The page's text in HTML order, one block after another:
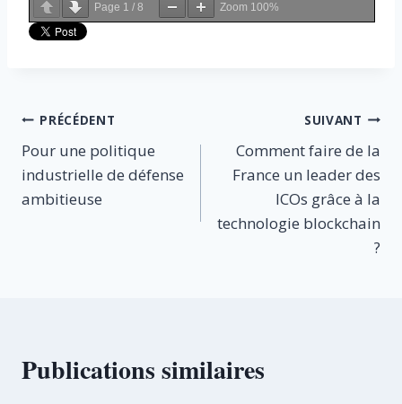
Page 1 / 8 Zoom 100%
Navigation
de
l’article
PRÉCÉDENT
Pour une politique
industrielle de défense
ambitieuse
SUIVANT
Comment faire de la
France un leader des
ICOs grâce à la
technologie blockchain
?
Publications similaires